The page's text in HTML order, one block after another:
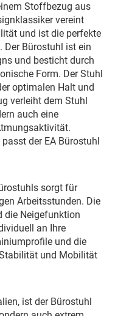
Stoffbezug aus
vereint
und ist die perfekte
Der Bürostuhl ist ein
und besticht durch
Form. Der Stuhl
optimalen Halt und
verleiht dem Stuhl
auch eine
der EA Bürostuhl
sorgt für
Arbeitsstunden. Die
die Neigefunktion
an Ihre
und die
und Mobilität
ist der Bürostuhl